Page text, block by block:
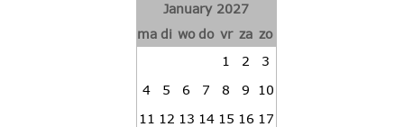
January 2027
ma di wodo vr za zo
1
2
3
4
5 6 7 8 9
10
11 12 13 14 15 16 17